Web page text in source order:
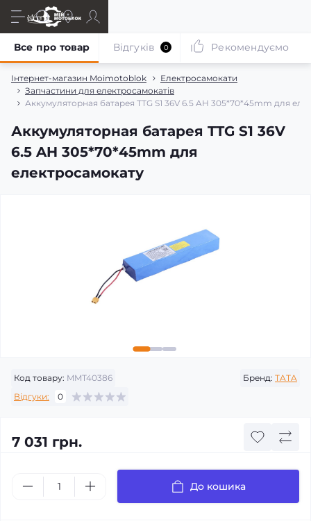
Інтернет-магазин Moimotoblok
Електросамокати
Запчастини для електросамокатів
Аккумуляторная батарея TTG S1 36V 6.5 AH 305*70*45mm для
Аккумуляторная батарея TTG S1 36V
6.5 AH 305*70*45mm для
електросамокату
Все про товар Відгуків 0 Рекомендуємо
Код товару: MMT40386 Бренд: TATA
Відгуки:
0
7 031 грн.
До кошика